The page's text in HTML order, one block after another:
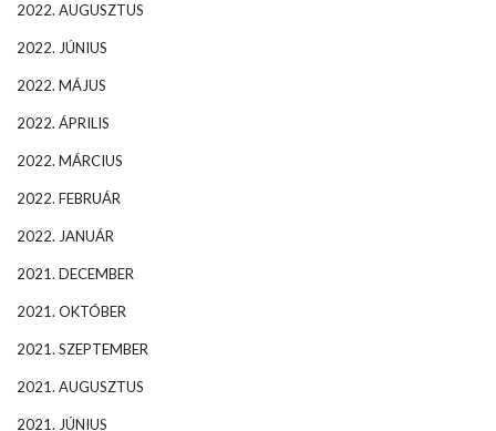
2022. AUGUSZTUS
2022. JÚNIUS
2022. MÁJUS
2022. ÁPRILIS
2022. MÁRCIUS
2022. FEBRUÁR
2022. JANUÁR
2021. DECEMBER
2021. OKTÓBER
2021. SZEPTEMBER
2021. AUGUSZTUS
2021. JÚNIUS